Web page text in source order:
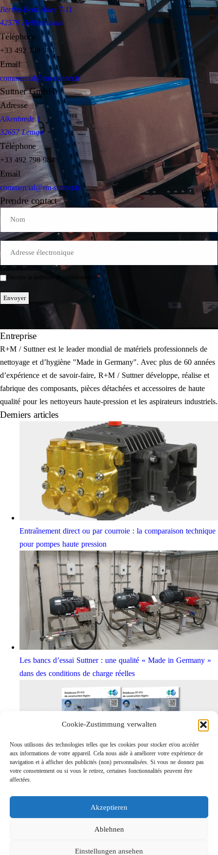
Cookie-Zustimmung verwalten
Nous utilisons des technologies telles que les cookies pour stocker et/ou accéder
aux informations de votre appareil. Cela nous aide à améliorer votre expérience de
navigation et à afficher des publicités (non) personnalisées. Si vous ne donnez pas
votre consentement ou si vous le retirez, certaines fonctionnalités peuvent être
affectées.
Akzeptieren
Ablehnen
Einstellungen ansehen
Bertha-Benz-Allee 7-11
42579 Heiligenhaus
Téléphone
+33 492 798 984
Email
commercial@rm-suttner.fr
Suttner GmbH
Adresse
Alkenbrede 1
32657 Lemgo
Téléphone
+33 492 798 984
Email
commercial@rm-suttner.fr
Prendre contact
Mail
Einwilligung
J'accepte la politique de confidentialité.*
Envoyer
Entreprise
R+M / Suttner est le leader mondial de matériels professionnels de
nettoyage et d’hygiène "Made in Germany". Avec plus de 60 années
d’expérience et de savoir-faire, R+M / Suttner développe, réalise et
fabrique des composants, pièces détachées et accessoires de haute
qualité pour les nettoyeurs haute-pression et les aspirateurs industriels.
Derniers articles
Entraînement direct ou par courroie : la comparaison technique
pour pompes haute pression
Les bancs d’essai Suttner : une qualité « Made in Germany »
dans des conditions de charge réelles